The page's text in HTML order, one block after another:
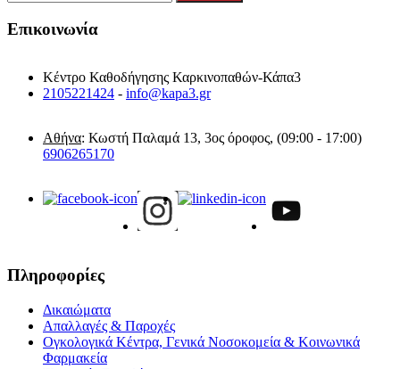
Επικοινωνία
Κέντρο Καθοδήγησης Καρκινοπαθών-Κάπα3
2105221424 - info@kapa3.gr
Αθήνα: Κωστή Παλαμά 13, 3ος όροφος, (09:00 - 17:00)
6906265170
Πληροφορίες
Δικαιώματα
Απαλλαγές & Παροχές
Ογκολογικά Κέντρα, Γενικά Νοσοκομεία & Κοινωνικά
Φαρμακεία